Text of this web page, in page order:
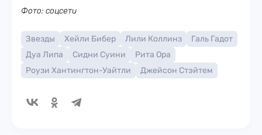
Фото: соцсети
Звезды Хейли Бибер Лили Коллинз
Галь Гадот
Дуа Липа
Сидни Суини
Рита Ора
Роузи Хантингтон-Уайтли
Джейсон Стэйтем